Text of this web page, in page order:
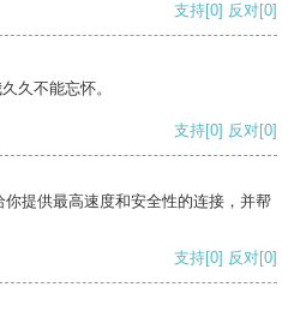
支持[0] 反对[0]
久不能忘怀。
支持[0] 反对[0]
提供最高速度和安全性的连接，并帮
支持[0] 反对[0]